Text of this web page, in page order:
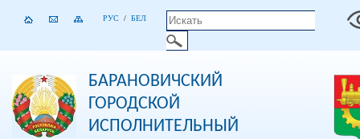
РУС / БЕЛ
БАРАНОВИЧСКИЙ
ГОРОДСКОЙ
ИСПОЛНИТЕЛЬНЫЙ